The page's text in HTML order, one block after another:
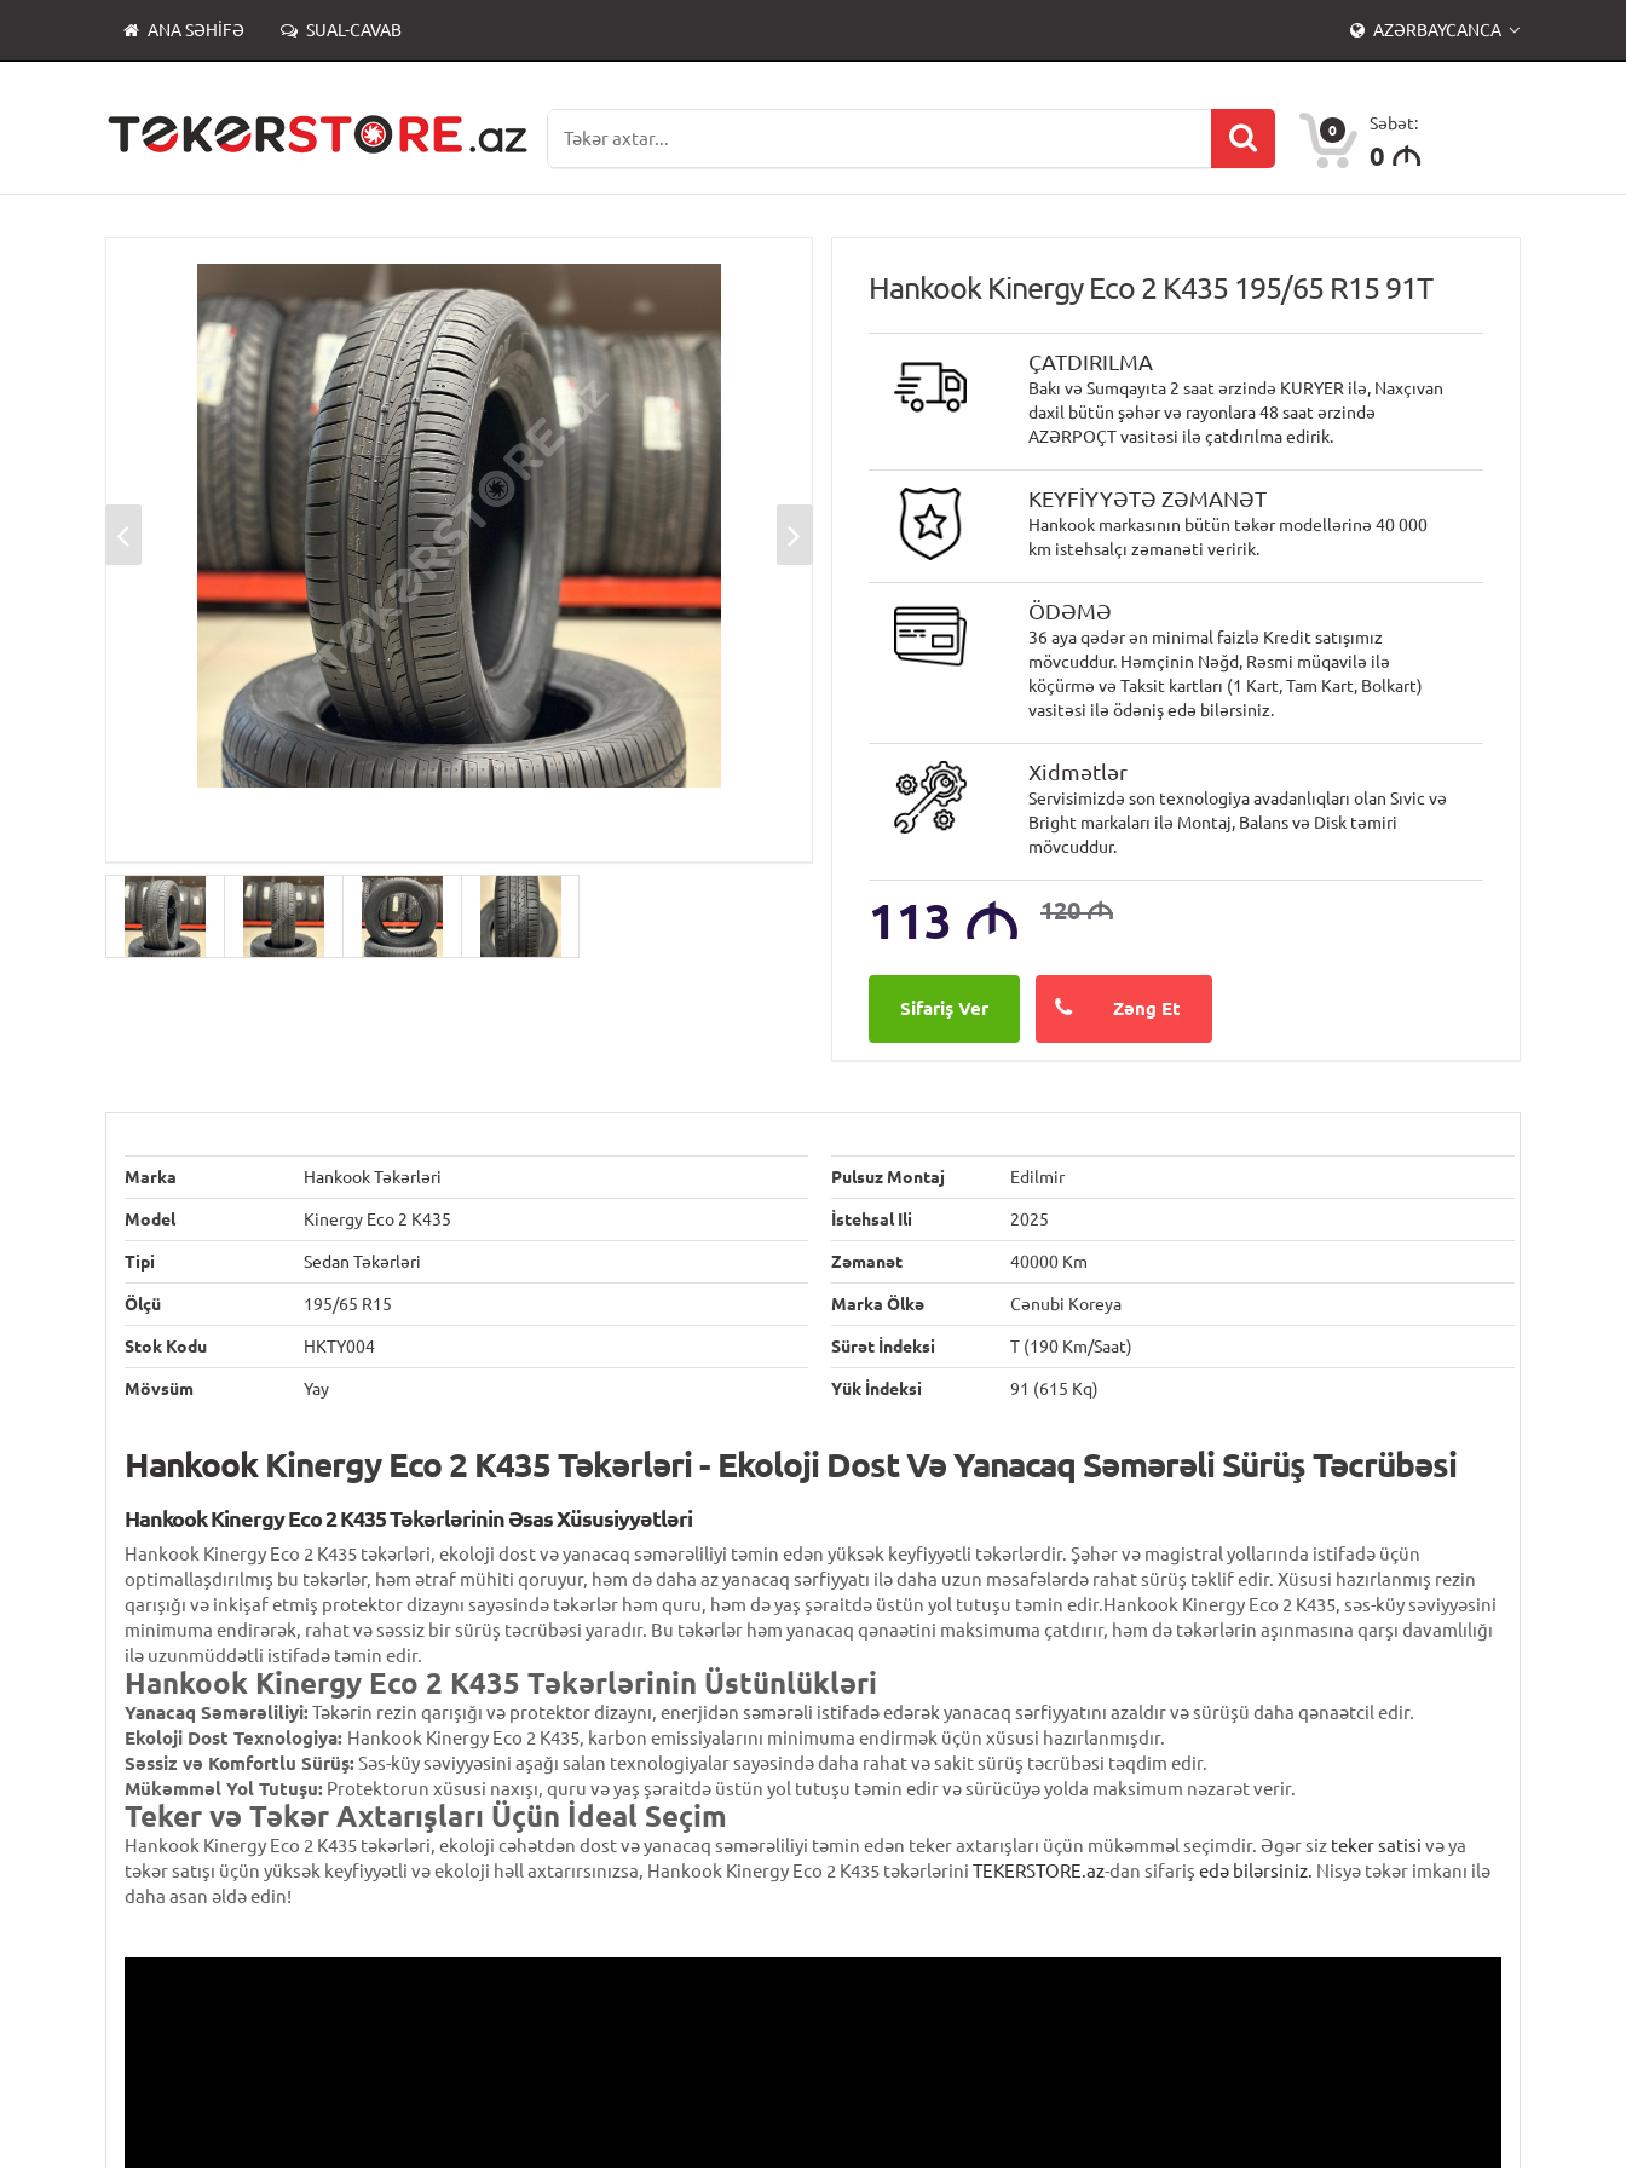
ANA SƏHIFƏ SUAL-CAVAB AZƏRBAYCANCA
0 Səbət:
0 M
Hankook Kinergy Eco 2 K435 195/65 R15 91T
ÇATDIRILMA
Bakı və Sumqayıta 2 saat ərzində KURYER ilə, Naxçıvan
daxil bütün şəhər və rayonlara 48 saat ərzində
AZƏRPOÇT vasitəsi ilə çatdırılma edirik.
KEYFİYYƏTƏ ZƏMANƏT
Hankook markasının bütün təkər modellərinə 40 000
km istehsalçı zəmanəti veririk.
ÖDƏMƏ
36 aya qədər ən minimal faizlə Kredit satışımız
mövcuddur. Həmçinin Nəğd, Rəsmi müqavilə ilə
köçürmə və Taksit kartları (1 Kart, Tam Kart, Bolkart)
vasitəsi ilə ödəniş edə bilərsiniz.
Xidmətlər
Servisimizdə son texnologiya avadanlıqları olan Sıvic və
Bright markaları ilə Montaj, Balans və Disk təmiri
mövcuddur.
113 M 120M
Zəng Et
Marka Hankook Təkərləri
Model Kinergy Eco 2 K435
Tipi Sedan Təkərləri
Ölçü 195/65 R15
Stok Kodu HKTY004
Mövsüm Yay
Pulsuz Montaj Edilmir
İstehsal Ili 2025
Zəmanət 40000 Km
Marka Ölkə Cənubi Koreya
Sürət İndeksi T (190 Km/saat)
Yük İndeksi 91 (615 Kq)
HankookKinergy Eco 2 K435 Təkərləri - Ekoloji Dost Və Yanacaq Səmərəli Sürüş Təcrübəsi
HankookKinergy Eco 2 K435 Təkərlərinin Əsas Xüsusiyyətləri
Hankook Kinergy Eco 2 K435 təkərləri, ekoloji dost və yanacaq səmərəliliyi təmin edən yüksək keyfiyyətli təkərlərdir. Şəhər və magistral yollarında istifadə üçün
optimallaşdırılmış bu təkərlər, həm ətraf mühiti qoruyur, həm də daha az yanacaq sərfiyyatı ilə daha uzun məsafələrdə rahat sürüş təklif edir. Xüsusi hazırlanmış rezin
qarışığı və inkişaf etmiş protektor dizaynı sayəsində təkərlər həm quru, həm də yaş şəraitdə üstün yol tutuşu təmin edir.Hankook Kinergy Eco 2 K435, səs-küy səviyyəsini
minimuma endirərək, rahat və səssiz bir sürüş təcrübəsi yaradır. Bu təkərlər həm yanacaq qənaətini maksimuma çatdırır, həm də təkərlərin aşınmasına qarşı davamlılığı
ilə uzunmüddətli istifadə təmin edir.
Hankook Kinergy Eco 2 K435 Təkərlərinin Üstünlükləri
Yanacaq Səmərəliliyi:Təkərin rezin qarışığı və protektor dizaynı, enerjidən səmərəli istifadə edərək yanacaq sərfiyyatını azaldır və sürüşü daha qənaətcil edir.
Ekoloji Dost Texnologiya: Hankook Kinergy Eco 2 K435, karbon emissiyalarını minimuma endirmək üçün xüsusi hazırlanmışdır.
Səssiz və Komfortlu Sürüş:Səs-küy səviyyəsini aşağı salan texnologiyalar sayəsində daha rahat və sakit sürüş təcrübəsi təqdim edir.
Mükəmməl Yol Tutuşu: Protektorun xüsusi naxışı, quru və yaş şəraitdə üstün yol tutuşu təmin edir və sürücüyə yolda maksimum nəzarət verir.
Teker və Təkər Axtarışları Üçün İdeal Seçim
Hankook Kinergy Eco 2 K435 təkərləri, ekoloji cəhətdən dost və yanacaq səmərəliliyi təmin edən teker axtarışları üçün mükəmməl seçimdir. Əgər siz teker satisi və ya
təkər satışı üçün yüksək keyfiyyətli və ekoloji həll axtarırsınızsa, Hankook Kinergy Eco 2 K435 təkərlərini TEKERSTORE.az-dan sifariş edə bilərsiniz. Nisyə təkər imkanı ilə
daha asan əldə edin!